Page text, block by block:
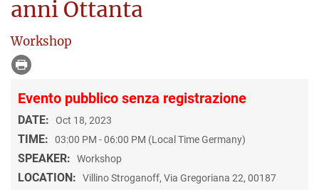
anni Ottanta
Workshop
Evento pubblico senza registrazione
DATE: Oct 18, 2023
TIME: 03:00 PM - 06:00 PM (Local Time Germany)
SPEAKER: Workshop
LOCATION:
Villino Stroganoff, Via Gregoriana 22, 00187